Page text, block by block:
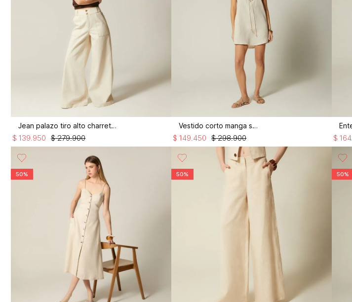
Jean palazo tiro alto charretera
$ 279.900
$ 139 950
Vestido corto manga sisa
$ 298.900
$ 149 450 $ 164.
50% 50% 50%